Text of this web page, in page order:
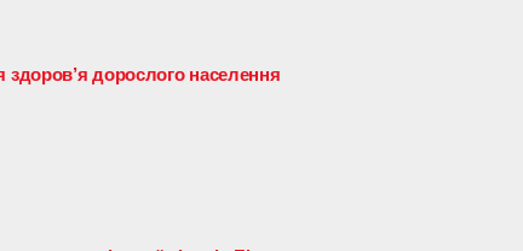
дорослого населення